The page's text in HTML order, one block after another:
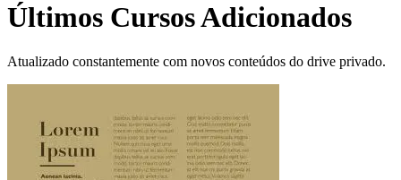
Últimos Cursos Adicionados
Atualizado constantemente com novos conteúdos do drive privado.